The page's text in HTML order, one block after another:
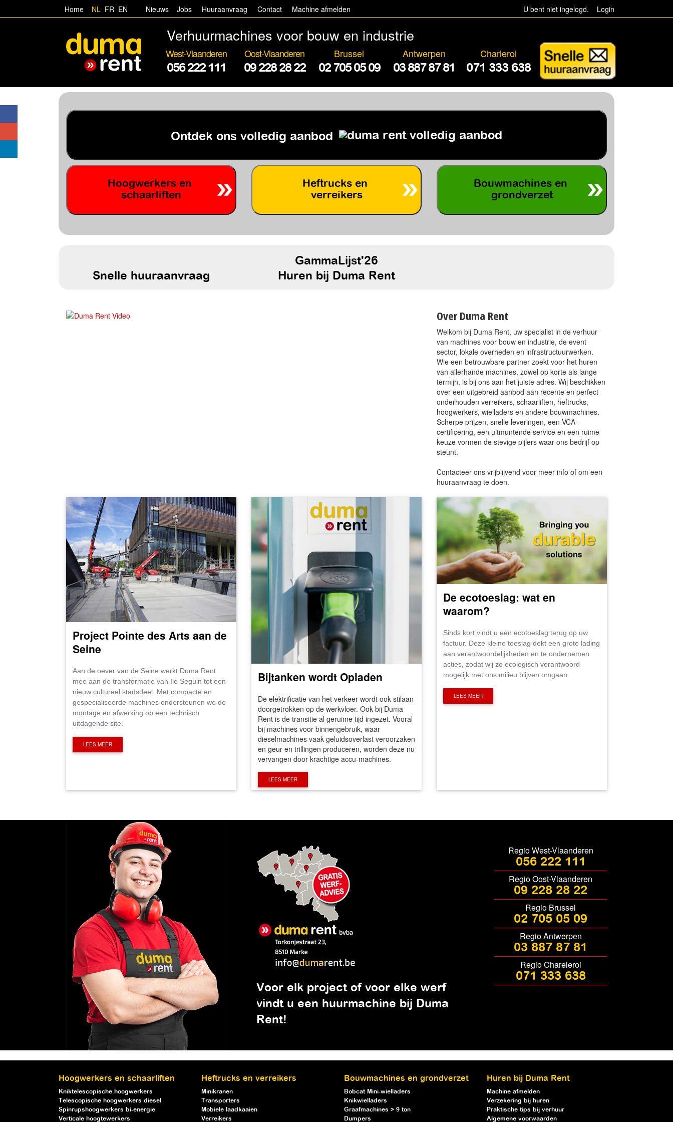
Home NL FR EN Nieuws Jobs Huuraanvraag Contact Machine afmelden U bent niet ingelogd. Login
Verhuurmachines voor bouw en industrie
West-Vlaanderen
056 222 111
Oost-Vlaanderen
09 228 28 22
Brussel
02 705 05 09
Antwerpen
03 887 87 81
Charleroi
071 333 638
Ontdek ons volledig aanbod
Hoogwerkers en
schaarliften
Heftrucks en
verreikers
Bouwmachines en
grondverzet
GammaLijst'26
Snelle huuraanvraag
Huren bij Duma Rent
Over Duma Rent
Welkom bij Duma Rent, uw specialist in de verhuur
van machines voor bouw en industrie, de event
sector, lokale overheden en infrastructuurwerken.
Wie een betrouwbare partner zoekt voor het huren
van allerhande machines, zowel op korte als lange
termijn, is bij ons aan het juiste adres. Wij beschikken
over een uitgebreid aanbod aan recente en perfect
onderhouden verreikers, schaarliften, heftrucks,
hoogwerkers, wielladers en andere bouwmachines.
Scherpe prijzen, snelle leveringen, een VCA-
certificering, een uitmuntende service en een ruime
keuze vormen de stevige pijlers waar ons bedrijf op
steunt.
Contacteer ons vrijblijvend voor meer info of om een
huuraanvraag te doen.
Project Pointe des Arts aan de
Seine
Aan de oever van de Seine werkt Duma Rent
mee aan de transformatie van Ile Seguin tot een
nieuw cultureel stadsdeel. Met compacte en
gespecialiseerde machines ondersteunen we de
montage en afwerking op een technisch
uitdagende site.
LEES MEER
Bijtanken wordt Opladen
De elektrificatie van het verkeer wordt ook stilaan
doorgetrokken op de werkvloer. Ook bij Duma
Rent is de transitie al geruime tijd ingezet. Vooral
bij machines voor binnengebruik, waar
dieselmachines vaak geluidsoverlast veroorzaken
en geur en trillingen produceren, worden deze nu
vervangen door krachtige accu-machines.
LEES MEER
De ecotoeslag: wat en
waarom?
Sinds kort vindt u een ecotoeslag terug op uw
factuur. Deze kleine toeslag dekt een grote lading
aan verantwoordelijkheden en te ondernemen
acties, zodat wij zo ecologisch verantwoord
mogelijk met ons milieu blijven omgaan.
LEES MEER
Voor elk project of voor elke werf
vindt u een huurmachine bij Duma
Rent!
Regio West-Vlaanderen
056 222 111
Regio Oost-Vlaanderen
09 228 28 22
Regio Brussel
02 705 05 09
Regio Antwerpen
03 887 87 81
Regio Chareleroi
071 333 638
Hoogwerkers en schaarliften
Kniktelescopische hoogwerkers
Telescopische hoogwerkers diesel
Spinrupshoogwerkers bi-energie
Verticale hoogtewerkers
Heftrucks en verreikers
Minikranen
Transporters
Mobiele laadkaaien
Verreikers
Bouwmachines en grondverzet
Bobcat Mini-wielladers
Knikwielladers
Graafmachines > 9 ton
Dumpers
Huren bij Duma Rent
Machine afmelden
Verzekering bij huren
Praktische tips bij verhuur
Algemene voorwaarden